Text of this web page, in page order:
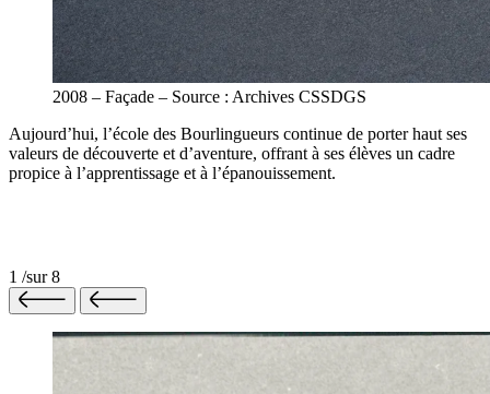
2008 – Façade – Source : Archives CSSDGS
Aujourd’hui, l’école des Bourlingueurs continue de porter haut ses
valeurs de découverte et d’aventure, offrant à ses élèves un cadre
propice à l’apprentissage et à l’épanouissement.
1 /sur8